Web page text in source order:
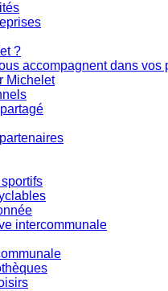
?
accompagnent dans vos
Michelet
intercommunale